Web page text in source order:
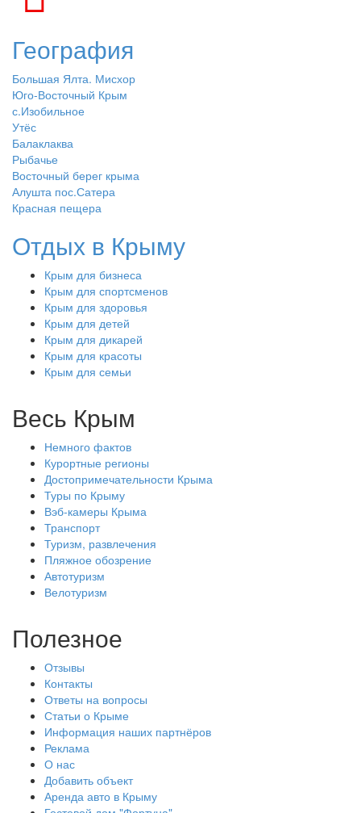
География
Большая Ялта. Мисхор
Юго-Восточный Крым
с.Изобильное
Утёс
Балаклаква
Рыбачье
Восточный берег крыма
Алушта пос.Сатера
Красная пещера
Отдых в Крыму
Крым для бизнеса
Крым для спортсменов
Крым для здоровья
Крым для детей
Крым для дикарей
Крым для красоты
Крым для семьи
Весь Крым
Немного фактов
Курортные регионы
Достопримечательности Крыма
Туры по Крыму
Вэб-камеры Крыма
Транспорт
Туризм, развлечения
Пляжное обозрение
Автотуризм
Велотуризм
Полезное
Отзывы
Контакты
Ответы на вопросы
Статьи о Крыме
Информация наших партнёров
Реклама
О нас
Добавить объект
Аренда авто в Крыму